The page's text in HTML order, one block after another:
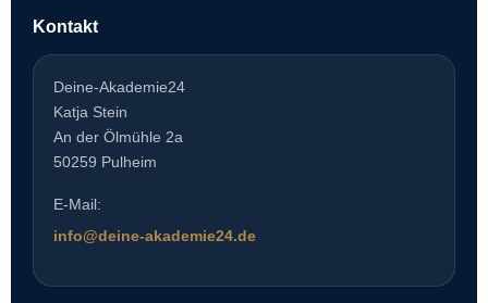
Kontakt
Deine-Akademie24
Katja Stein
An der Ölmühle 2a
50259 Pulheim
E-Mail:
info@deine-akademie24.de